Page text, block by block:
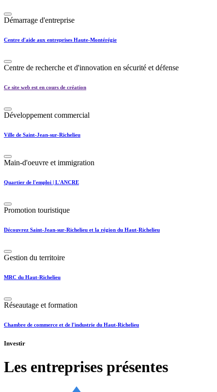
Démarrage d'entreprise
Centre d'aide aux entreprises Haute-Montérégie
Centre de recherche et d'innovation en sécurité et défense
Ce site web est en cours de création
Développement commercial
Ville de Saint-Jean-sur-Richelieu
Main-d'oeuvre et immigration
Quartier de l'emploi | L'ANCRE
Promotion touristique
Découvrez Saint-Jean-sur-Richelieu et la région du Haut-Richelieu
Gestion du territoire
MRC du Haut-Richelieu
Réseautage et formation
Chambre de commerce et de l'industrie du Haut-Richelieu
Investir
Les entreprises présentes